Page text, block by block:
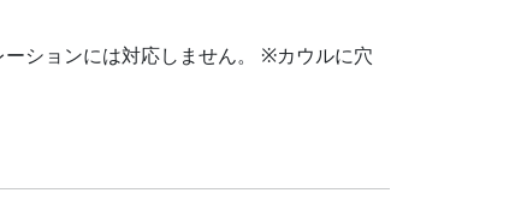
ションには対応しません。 ※カウルに穴